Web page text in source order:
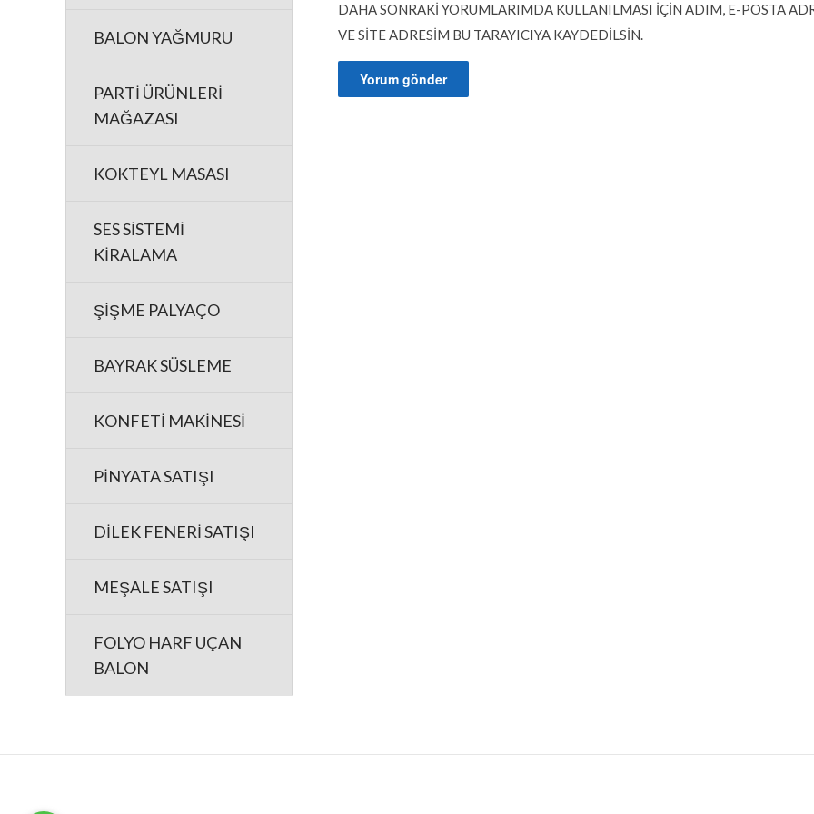
BALON YAĞMURU
PARTİ ÜRÜNLERİ
MAĞAZASI
KOKTEYL MASASI
SES SİSTEMİ
KİRALAMA
ŞİŞME PALYAÇO
BAYRAK SÜSLEME
KONFETİ MAKİNESİ
PİNYATA SATIŞI
DİLEK FENERİ SATIŞI
MEŞALE SATIŞI
FOLYO HARF UÇAN
BALON
DAHA SONRAKI YORUMLARIMDA KULLANILMASI IÇIN ADIM, E-POSTA
VE SITE ADRESIM BU TARAYICIYA KAYDEDILSIN.